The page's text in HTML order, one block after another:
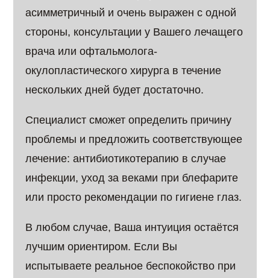
асимметричный и очень выражен с одной
стороны, консультации у Вашего лечащего
врача или офтальмолога-
окулопластического хирурга в течение
нескольких дней будет достаточно.
Специалист сможет определить причину
проблемы и предложить соответствующее
лечение: антибиотикотерапию в случае
инфекции, уход за веками при блефарите
или просто рекомендации по гигиене глаз.
В любом случае, Ваша интуиция остаётся
лучшим ориентиром. Если Вы
испытываете реальное беспокойство при